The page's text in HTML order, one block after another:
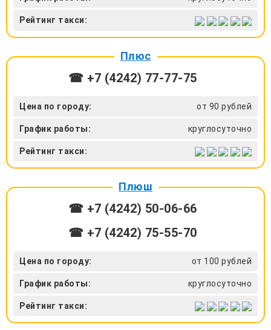
Рейтинг такси:
Плюс
☎ +7 (4242) 77-77-75
Цена по городу: от 90 рублей
График работы: круглосуточно
Рейтинг такси:
Плюш
☎ +7 (4242) 50‑06-66
☎ +7 (4242) 75‑55-70
Цена по городу: от 100 рублей
График работы: круглосуточно
Рейтинг такси: